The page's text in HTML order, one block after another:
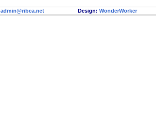
admin@ribca.netDesign: WonderWorker